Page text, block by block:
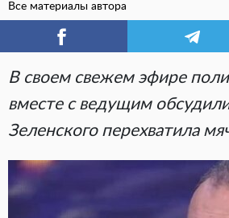
Все материалы автора
В своем свежем эфире
вместе с ведущим
Зеленского перехватила